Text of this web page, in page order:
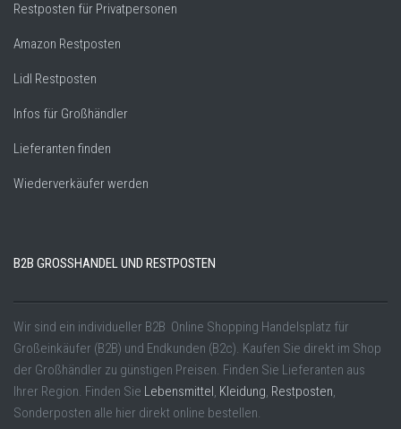
Restposten für Privatpersonen
Amazon Restposten
Lidl Restposten
Infos für Großhändler
Lieferanten finden
Wiederverkäufer werden
B2B GROSSHANDEL UND RESTPOSTEN
Wir sind ein individueller B2B Online Shopping Handelsplatz für
Großeinkäufer (B2B) und Endkunden (B2c). Kaufen Sie direkt im Shop
der Großhändler zu günstigen Preisen. Finden Sie Lieferanten aus
Ihrer Region. Finden Sie Lebensmittel, Kleidung, Restposten,
Sonderposten alle hier direkt online bestellen.